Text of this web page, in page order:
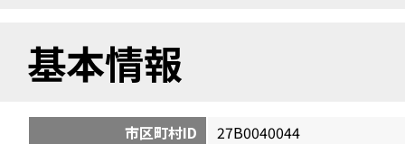
基本情報
市区町村ID
27B0040044